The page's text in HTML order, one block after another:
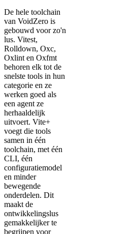
De hele toolchain
van VoidZero is
gebouwd voor zo'n
lus. Vitest,
Rolldown, Oxc,
Oxlint en Oxfmt
behoren elk tot de
snelste tools in hun
categorie en ze
werken goed als
een agent ze
herhaaldelijk
uitvoert. Vite+
voegt die tools
samen in één
toolchain, met één
CLI, één
configuratiemodel
en minder
bewegende
onderdelen. Dit
maakt de
ontwikkelingslus
gemakkelijker te
begrijpen voor